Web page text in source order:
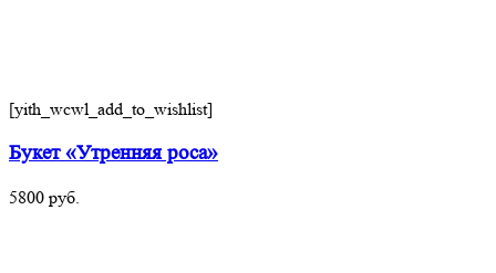
[yith_wcwl_add_to_wishlist]
Букет «Утренняя роса»
5800 руб.